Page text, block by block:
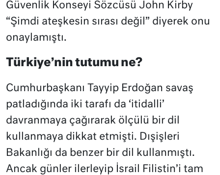
Güvenlik Konseyi Sözcüsü John Kirby
“Şimdi ateşkesin sırası değil” diyerek onu
onaylamıştı.
Türkiye’nin tutumu ne?
Cumhurbaşkanı Tayyip Erdoğan savaş
patladığında iki tarafı da ‘itidalli’
davranmaya çağırarak ölçülü bir dil
kullanmaya dikkat etmişti. Dışişleri
Bakanlığı da benzer bir dil kullanmıştı.
Ancak günler ilerleyip İsrail Filistin’i tam